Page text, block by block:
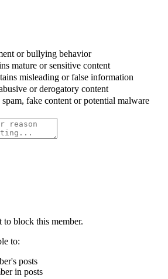
or bullying behavior
mature or sensitive content
misleading or false information
or derogatory content
fake content or potential malware
to block this member.
to:
posts
in posts